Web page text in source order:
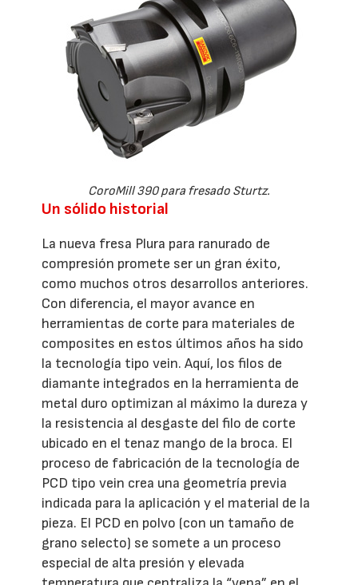
CoroMill 390 para fresado Sturtz.
Un sólido historial
La nueva fresa Plura para ranurado de
compresión promete ser un gran éxito,
como muchos otros desarrollos anteriores.
Con diferencia, el mayor avance en
herramientas de corte para materiales de
composites en estos últimos años ha sido
la tecnología tipo vein. Aquí, los filos de
diamante integrados en la herramienta de
metal duro optimizan al máximo la dureza y
la resistencia al desgaste del filo de corte
ubicado en el tenaz mango de la broca. El
proceso de fabricación de la tecnología de
PCD tipo vein crea una geometría previa
indicada para la aplicación y el material de la
pieza. El PCD en polvo (con un tamaño de
grano selecto) se somete a un proceso
especial de alta presión y elevada